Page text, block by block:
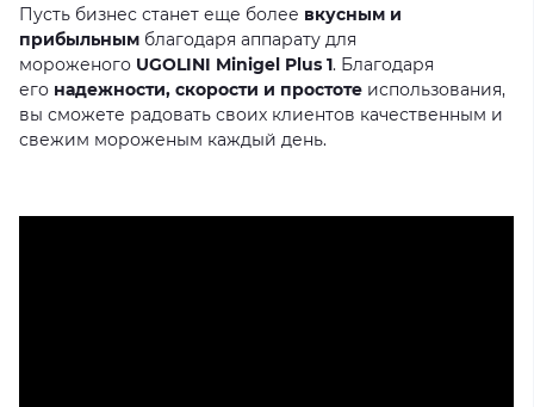
Пусть бизнес станет еще более вкусным и
прибыльным благодаря аппарату для
мороженого UGOLINI Minigel Plus 1. Благодаря
его надежности, скорости и простоте использования,
вы сможете радовать своих клиентов качественным и
свежим мороженым каждый день.